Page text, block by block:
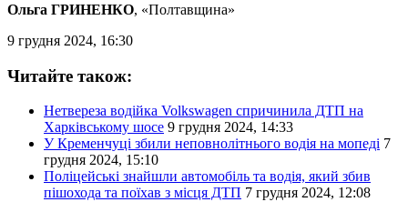
Ольга ГРИНЕНКО, «Полтавщина»
9 грудня 2024, 16:30
Читайте також:
Нетвереза водійка Volkswagen спричинила ДТП на
Харківському шосе 9 грудня 2024, 14:33
У Кременчуці збили неповнолітнього водія на мопеді 7
грудня 2024, 15:10
Поліцейські знайшли автомобіль та водія, який збив
пішохода та поїхав з місця ДТП 7 грудня 2024, 12:08